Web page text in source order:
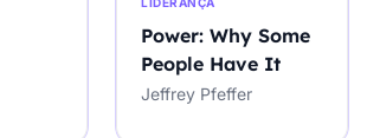
LIDERANÇA
Power: Why Some
People Have It
Jeffrey Pfeffer